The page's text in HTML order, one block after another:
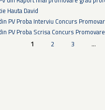
Hauta David
PV Proba Interviu Concurs
PV Proba Scrisa Concurs
1 2 3 …